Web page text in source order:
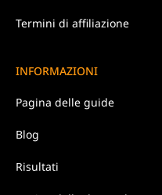
Termini di affiliazione
INFORMAZIONI
Pagina delle guide
Blog
Risultati